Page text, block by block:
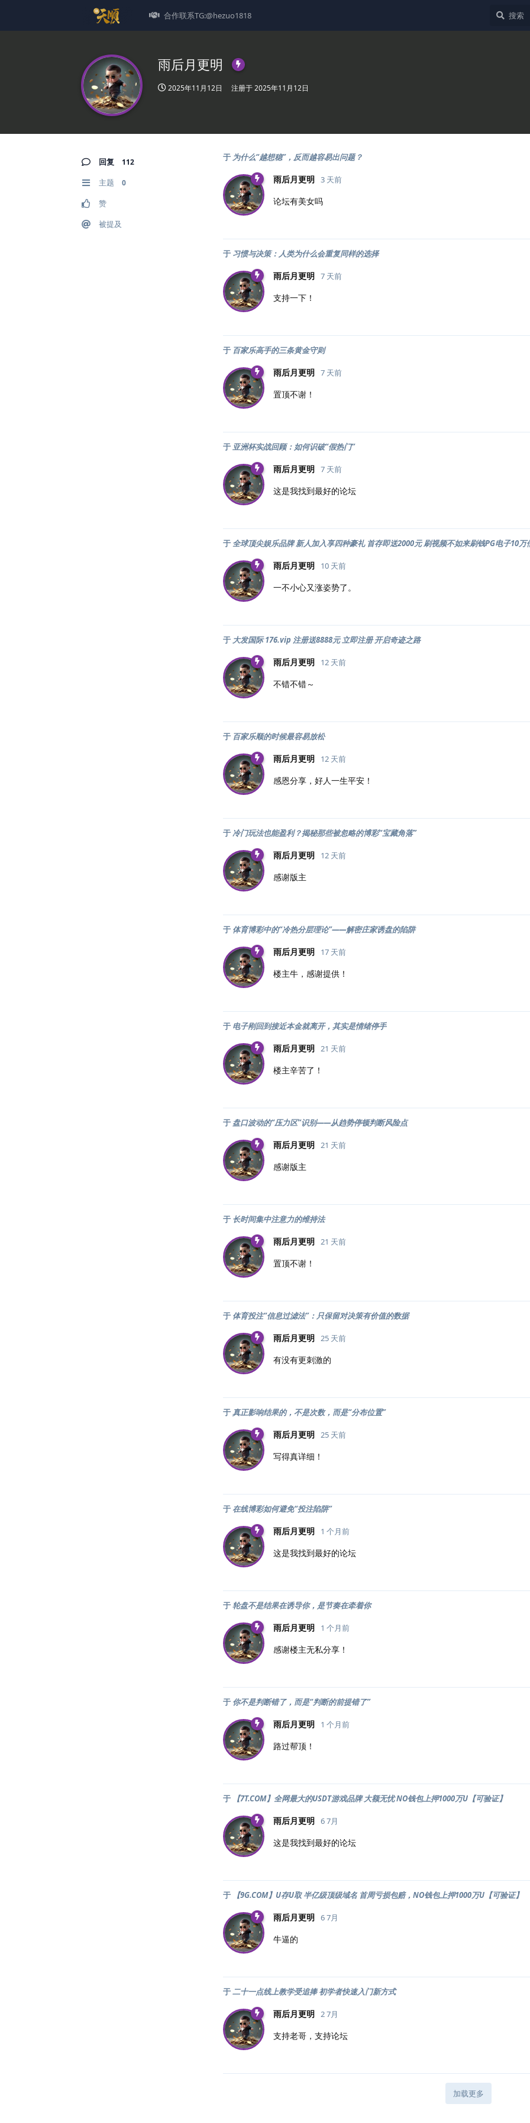
合作联系TG:@hezuo1818
雨后月更明
2025年11月12日 注册于2025年11月12日
回复 112
主题 0
赞
被提及
于 为什么“越想稳”，反而越容易出问题？
雨后月更明 3 天前
论坛有美女吗
于 习惯与决策：人类为什么会重复同样的选择
雨后月更明 7 天前
支持一下！
于 百家乐高手的三条黄金守则
雨后月更明 7 天前
置顶不谢！
于亚洲杯实战回顾：如何识破“假热门”
雨后月更明 7 天前
这是我找到最好的论坛
于 全球顶尖娱乐品牌 新人加入享四种豪礼 首存即送2000元 刷视频不如来刷钱PG电子10万
雨后月更明 10 天前
一不小心又涨姿势了。
于 大发国际 176.vip 注册送8888元 立即注册 开启奇迹之路
雨后月更明 12 天前
不错不错～
于 百家乐顺的时候最容易放松
雨后月更明 12 天前
感恩分享，好人一生平安！
于冷门玩法也能盈利？揭秘那些被忽略的博彩“宝藏角落”
雨后月更明 12 天前
感谢版主
于 体育博彩中的“冷热分层理论”——解密庄家诱盘的陷阱
雨后月更明 17 天前
楼主牛，感谢提供！
于 电子刚回到接近本金就离开，其实是情绪停手
雨后月更明 21 天前
楼主辛苦了！
于 盘口波动的“压力区”识别——从趋势停顿判断风险点
雨后月更明 21 天前
感谢版主
于 长时间集中注意力的维持法
雨后月更明 21 天前
置顶不谢！
于 体育投注“信息过滤法”：只保留对决策有价值的数据
雨后月更明 25 天前
有没有更刺激的
于真正影响结果的，不是次数，而是“分布位置”
雨后月更明 25 天前
写得真详细！
于在线博彩如何避免“投注陷阱”
雨后月更明 1 个月前
这是我找到最好的论坛
于轮盘不是结果在诱导你，是节奏在牵着你
雨后月更明 1 个月前
感谢楼主无私分享！
于 你不是判断错了，而是“判断的前提错了”
雨后月更明 1 个月前
路过帮顶！
于 【7T.COM】全网最大的USDT游戏品牌 大额无忧 NO钱包上押1000万U【可验证】
雨后月更明 6 7月
这是我找到最好的论坛
于 【9G.COM】U存U取 半亿级顶级域名 首周亏损包赔，NO钱包上押1000万U【可验证】
雨后月更明 6 7月
牛逼的
于二十一点线上教学受追捧 初学者快速入门新方式
雨后月更明 2 7月
支持老哥，支持论坛
加载更多